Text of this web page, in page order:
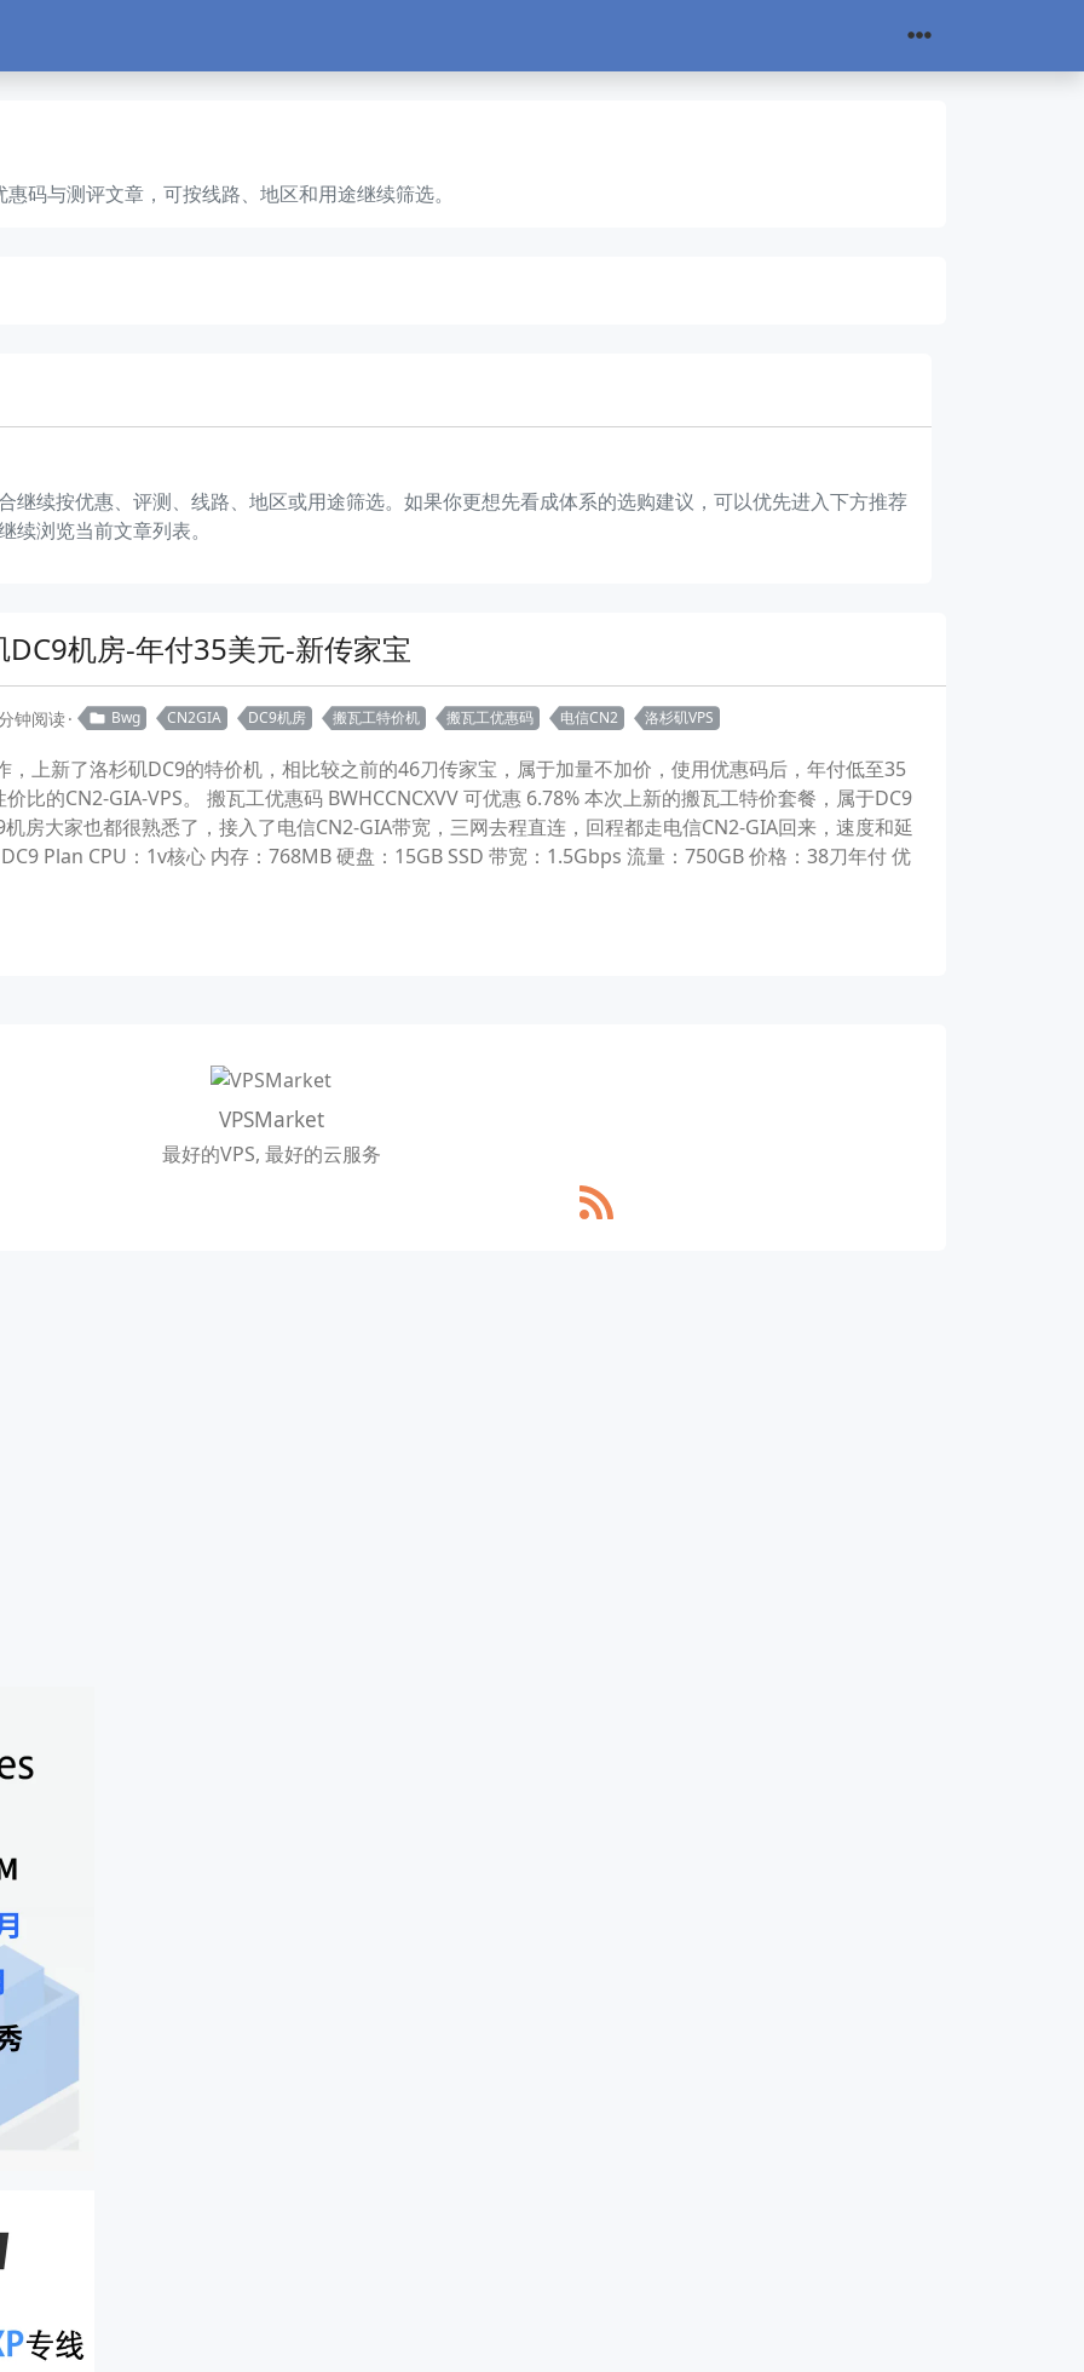
码与测评文章，可按线路、地区和用途继续筛选。
继续按优惠、评测、线路、地区或用途筛选。如果你更想先看成体系的选购建议，可以优先进入下方推荐
浏览当前文章列表。
机房-年付35美元-新传家宝
钟阅读 Bwg CN2GIA DC9机房 搬瓦工特价机 搬瓦工优惠码 电信CN2 洛杉矶VPS
，上新了洛杉矶DC9的特价机，相比较之前的46刀传家宝，属于加量不加价，使用优惠码后，年付低至35
比的CN2-GIA-VPS。 搬瓦工优惠码 BWHCCNCXVV 可优惠 6.78% 本次上新的搬瓦工特价套餐，属于DC9
房大家也都很熟悉了，接入了电信CN2-GIA带宽，三网去程直连，回程都走电信CN2-GIA回来，速度和延
Plan CPU：1v核心 内存：768MB 硬盘：15GB SSD 带宽：1.5Gbps 流量：750GB 价格：38刀年付 优
VPSMarket
最好的VPS, 最好的云服务